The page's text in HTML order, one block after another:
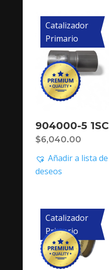
Catalizador
Primario
904000-5 1SC
$6,040.00
Añadir a lista de
deseos
Catalizador
Primario